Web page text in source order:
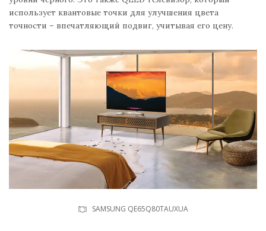
использует квантовые точки для улучшения цвета
точности – впечатляющий подвиг, учитывая его цену.
SAMSUNG QE65Q80TAUXUA